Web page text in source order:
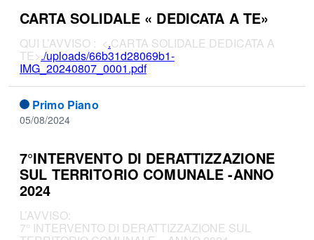
CARTA SOLIDALE « DEDICATA A TE»
QUI L’AVVISO : <.CARTA SOLIDALE DEDICATA A
TE>./uploads/66b31d28069b1-
IMG_20240807_0001.pdf
Primo Piano
05/08/2024
7°INTERVENTO DI DERATTIZZAZIONE
SUL TERRITORIO COMUNALE -ANNO
2024
L’AVVISO:
7° INTERVENTO DI DERATTIZZAZIONE SUL